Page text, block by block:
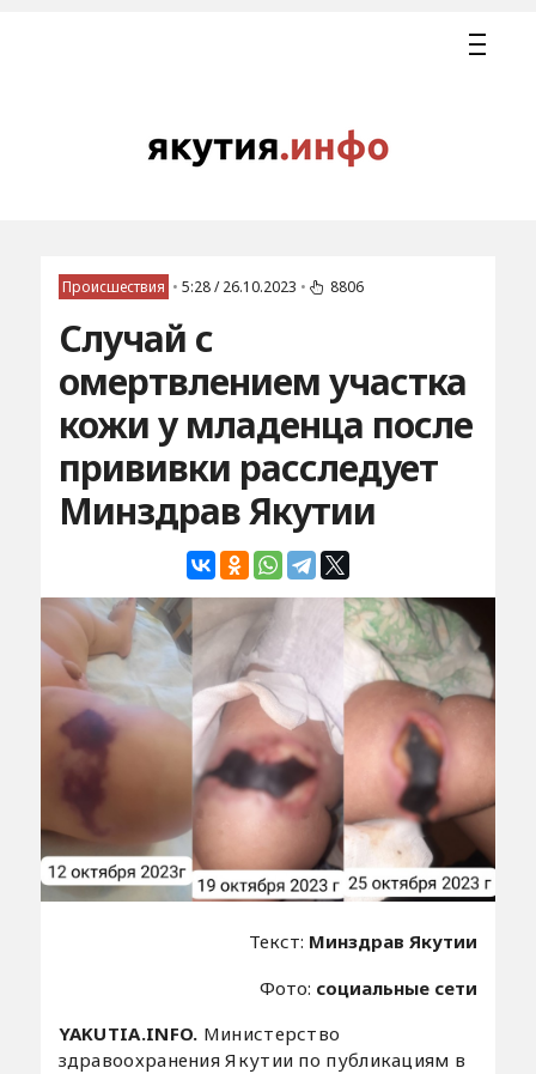
Происшествия • 5:28 / 26.10.2023 • 8806
Случай с
омертвлением участка
кожи у младенца после
прививки расследует
Минздрав Якутии
Текст: Минздрав Якутии
Фото: социальные сети
YAKUTIA.INFO. Министерство
здравоохранения Якутии по публикациям в